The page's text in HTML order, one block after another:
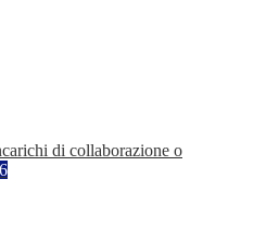
di collaborazione o
6